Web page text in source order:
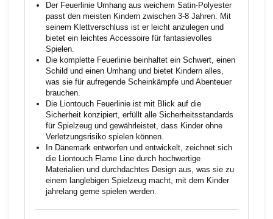
Der Feuerlinie Umhang aus weichem Satin-Polyester
passt den meisten Kindern zwischen 3-8 Jahren. Mit
seinem Klettverschluss ist er leicht anzulegen und
bietet ein leichtes Accessoire für fantasievolles
Spielen.
Die komplette Feuerlinie beinhaltet ein Schwert, einen
Schild und einen Umhang und bietet Kindern alles,
was sie für aufregende Scheinkämpfe und Abenteuer
brauchen.
Die Liontouch Feuerlinie ist mit Blick auf die
Sicherheit konzipiert, erfüllt alle Sicherheitsstandards
für Spielzeug und gewährleistet, dass Kinder ohne
Verletzungsrisiko spielen können.
In Dänemark entworfen und entwickelt, zeichnet sich
die Liontouch Flame Line durch hochwertige
Materialien und durchdachtes Design aus, was sie zu
einem langlebigen Spielzeug macht, mit dem Kinder
jahrelang gerne spielen werden.